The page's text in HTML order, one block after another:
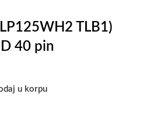
TLB1)
40 pin
u korpu